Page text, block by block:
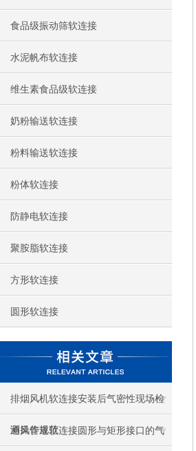
食品级振动筛软连接
水泥帆布软连接
维生素食品级软连接
奶粉输送软连接
粉料输送软连接
粉体软连接
防静电软连接
聚胺脂软连接
方形软连接
圆形软连接
排烟风机软连接安装后气密性现场检
测操作规范
通风管道软连接圆形与矩形接口的气